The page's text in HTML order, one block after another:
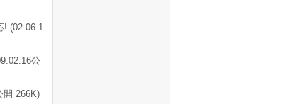
! (02.06.1
公
開 266K)